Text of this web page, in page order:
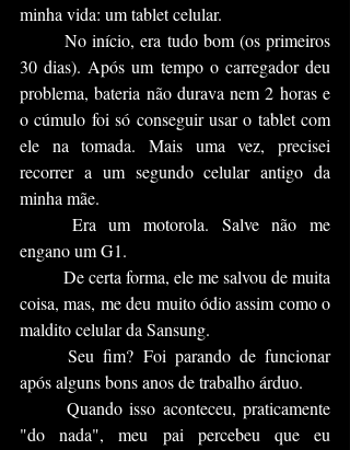
minha vida: um tablet celular.
	No início, era tudo bom (os primeiros
30 dias). Após um tempo o carregador deu
problema, bateria não durava nem 2 horas e
o cúmulo foi só conseguir usar o tablet com
ele na tomada. Mais uma vez, precisei
recorrer a um segundo celular antigo da
minha mãe.
engano um G1.
coisa, mas, me deu muito ódio assim como o
maldito celular da Sansung.
	Seu fim? Foi parando de funcionar
após alguns bons anos de trabalho árduo.
"do nada", meu pai percebeu que eu